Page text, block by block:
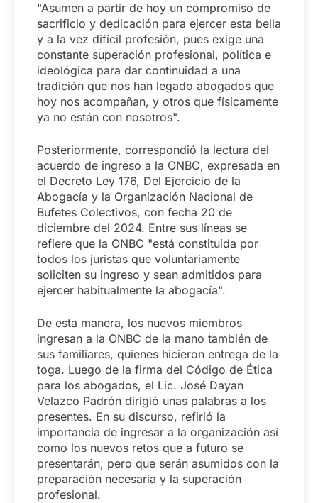
"Asumen a partir de hoy un compromiso de
sacrificio y dedicación para ejercer esta bella
y a la vez difícil profesión, pues exige una
constante superación profesional, política e
ideológica para dar continuidad a una
tradición que nos han legado abogados que
hoy nos acompañan, y otros que físicamente
ya no están con nosotros".
Posteriormente, correspondió la lectura del
acuerdo de ingreso a la ONBC, expresada en
el Decreto Ley 176, Del Ejercicio de la
Abogacía y la Organización Nacional de
Bufetes Colectivos, con fecha 20 de
diciembre del 2024. Entre sus líneas se
refiere que la ONBC "está constituida por
todos los juristas que voluntariamente
soliciten su ingreso y sean admitidos para
ejercer habitualmente la abogacía".
De esta manera, los nuevos miembros
ingresan a la ONBC de la mano también de
sus familiares, quienes hicieron entrega de la
toga. Luego de la firma del Código de Ética
para los abogados, el Lic. José Dayan
Velazco Padrón dirigió unas palabras a los
presentes. En su discurso, refirió la
importancia de ingresar a la organización así
como los nuevos retos que a futuro se
presentarán, pero que serán asumidos con la
preparación necesaria y la superación
profesional.